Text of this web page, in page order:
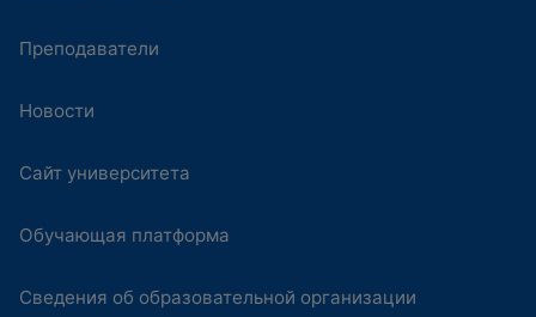
Преподаватели
Новости
Сайт университета
Обучающая платформа
Сведения об образовательной организации